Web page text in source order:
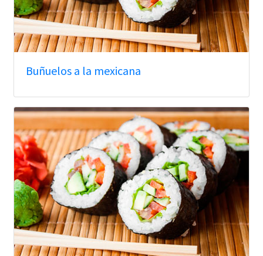
Buñuelos a la mexicana